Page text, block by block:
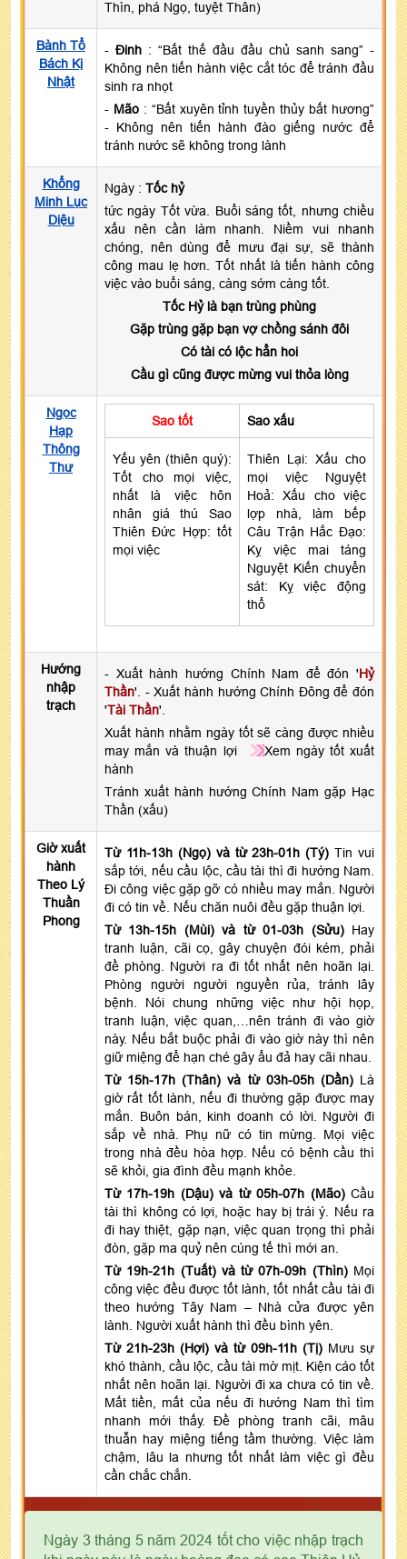
Thìn, phá Ngọ, tuyệt Thân)
Bành Tổ
Bách Kị
Nhật
- Đinh : “Bất thế đầu đầu chủ sanh sang” -
Không nên tiến hành việc cắt tóc để tránh đầu
sinh ra nhọt
- Mão: “Bất xuyên tỉnh tuyền thủy bất hương”
- Không nên tiến hành đào giếng nước để
tránh nước sẽ không trong lành
Khổng
Minh Lục
Diệu
Ngày : Tốc hỷ
tức ngày Tốt vừa. Buổi sáng tốt, nhưng chiều
xấu nên cần làm nhanh. Niềm vui nhanh
chóng, nên dùng để mưu đại sự, sẽ thành
công mau lẹ hơn. Tốt nhất là tiến hành công
việc vào buổi sáng, càng sớm càng tốt.
Tốc Hỷ là bạn trùng phùng
Gặp trùng gặp bạn vợ chồng sánh đôi
Có tài có lộc hẳn hoi
Cầu gì cũng được mừng vui thỏa lòng
Ngọc
Hạp
Thông
Thư
Sao tốt Sao xấu
Yếu yên (thiên quý):
Tốt cho mọi việc,
nhất là việc hôn
nhân giá thú Sao
Thiên Đức Hợp: tốt
mọi việc
Thiên Lại: Xấu cho
mọi việc Nguyệt
Hoả: Xấu cho việc
lợp nhà, làm bếp
Câu Trận Hắc Đạo:
Kỵ việc mai táng
Nguyệt Kiến chuyển
sát: Kỵ việc động
thổ
Hướng
nhập
trạch
- Xuất hành hướng Chính Nam để đón 'Hỷ
Thần'. - Xuất hành hướng Chính Đông để đón
'Tài Thần'.
Xuất hành nhằm ngày tốt sẽ càng được nhiều
may mắn và thuận lợi
Xem ngày tốt xuất
hành
Tránh xuất hành hướng Chính Nam gặp Hạc
Thần (xấu)
Giờ xuất
hành
Theo Lý
Thuần
Phong
Từ 11h-13h (Ngọ) và từ 23h-01h (Tý) Tin vui
sắp tới, nếu cầu lộc, cầu tài thì đi hướng Nam.
Đi công việc gặp gỡ có nhiều may mắn. Người
đi có tin về. Nếu chăn nuôi đều gặp thuận lợi.
Từ 13h-15h (Mùi) và từ 01-03h (Sửu) Hay
tranh luận, cãi cọ, gây chuyện đói kém, phải
đề phòng. Người ra đi tốt nhất nên hoãn lại.
Phòng người người nguyền rủa, tránh lây
bệnh. Nói chung những việc như hội họp,
tranh luận, việc quan,…nên tránh đi vào giờ
này. Nếu bắt buộc phải đi vào giờ này thì nên
giữ miệng để hạn ché gây ẩu đả hay cãi nhau.
Từ 15h-17h (Thân) và từ 03h-05h (Dần) Là
giờ rất tốt lành, nếu đi thường gặp được may
mắn. Buôn bán, kinh doanh có lời. Người đi
sắp về nhà. Phụ nữ có tin mừng. Mọi việc
trong nhà đều hòa hợp. Nếu có bệnh cầu thì
sẽ khỏi, gia đình đều mạnh khỏe.
Từ 17h-19h (Dậu) và từ 05h-07h (Mão) Cầu
tài thì không có lợi, hoặc hay bị trái ý. Nếu ra
đi hay thiệt, gặp nạn, việc quan trọng thì phải
đòn, gặp ma quỷ nên cúng tế thì mới an.
Từ 19h-21h (Tuất) và từ 07h-09h (Thìn) Mọi
công việc đều được tốt lành, tốt nhất cầu tài đi
theo hướng Tây Nam – Nhà cửa được yên
lành. Người xuất hành thì đều bình yên.
Từ 21h-23h (Hợi) và từ 09h-11h (Tị) Mưu sự
khó thành, cầu lộc, cầu tài mờ mịt. Kiện cáo tốt
nhất nên hoãn lại. Người đi xa chưa có tin về.
Mất tiền, mất của nếu đi hướng Nam thì tìm
nhanh mới thấy. Đề phòng tranh cãi, mâu
thuẫn hay miệng tiếng tầm thường. Việc làm
chậm, lâu la nhưng tốt nhất làm việc gì đều
cần chắc chắn.
Ngày 3 tháng 5 năm 2024 tốt cho việc nhập trạch